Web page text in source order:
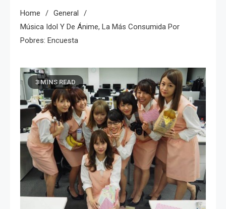
Home
General
Música Idol Y De Ánime, La Más Consumida Por
Pobres: Encuesta
3 MINS READ